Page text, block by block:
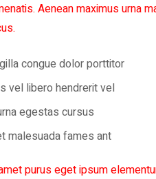
Aenean maximus urna
congue dolor porttitor
vel libero hendrerit vel
egestas cursus
malesuada fames ant
purus eget ipsum